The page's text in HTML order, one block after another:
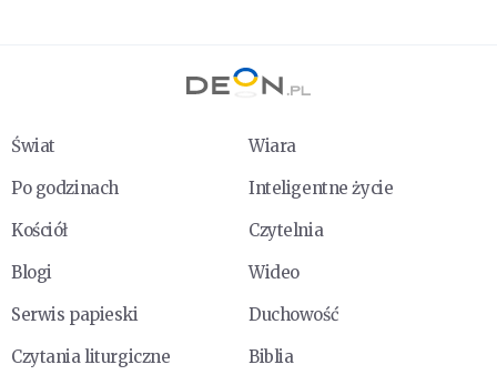
Świat
Wiara
Po godzinach
Inteligentne życie
Kościół
Czytelnia
Blogi
Wideo
Serwis papieski
Duchowość
Czytania liturgiczne
Biblia